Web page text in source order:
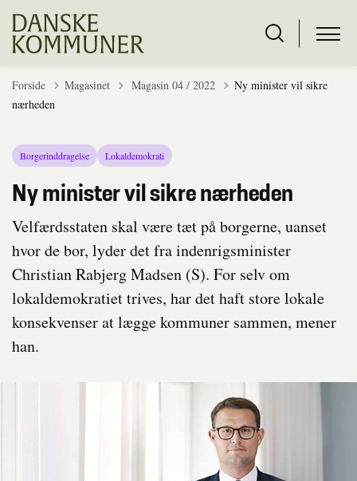
Forside Magasinet Tilbage til
Magasin 04 / 2022
Ny minister vil sikre
nærheden
Borgerinddragelse Lokaldemokrati
Ny minister vil sikre nærheden
Velfærdsstaten skal være tæt på borgerne, uanset
hvor de bor, lyder det fra indenrigsminister
Christian Rabjerg Madsen (S). For selv om
lokaldemokratiet trives, har det haft store lokale
konsekvenser at lægge kommuner sammen, mener
han.